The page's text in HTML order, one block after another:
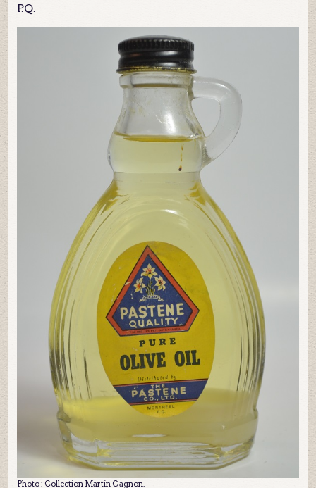
P.Q.
Photo : Collection Martin Gagnon.